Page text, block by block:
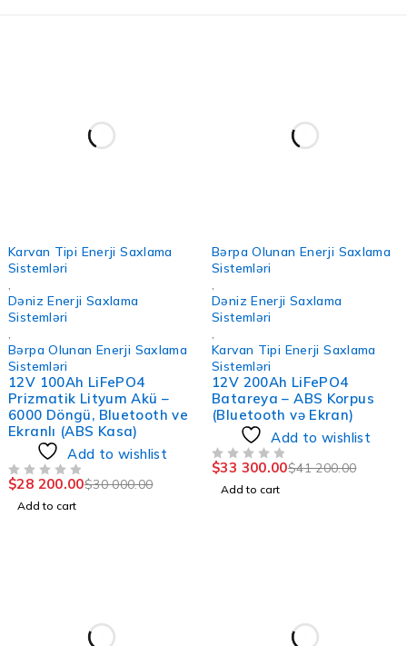
Karvan Tipi Enerji Saxlama
Sistemləri
Dəniz Enerji Saxlama
Sistemləri
Bərpa Olunan Enerji Saxlama
Sistemləri
12V 100Ah LiFePO4
Prizmatik Lityum Akü –
6000 Döngü, Bluetooth ve
Ekranlı (ABS Kasa)
Add to wishlist
$30 000.00
$28 200.00
Add to cart
Bərpa Olunan Enerji Saxlama
Sistemləri
Dəniz Enerji Saxlama
Sistemləri
Karvan Tipi Enerji Saxlama
Sistemləri
12V 200Ah LiFePO4
Batareya – ABS Korpus
(Bluetooth və Ekran)
Add to wishlist
$41 200.00
$33 300.00
Add to cart